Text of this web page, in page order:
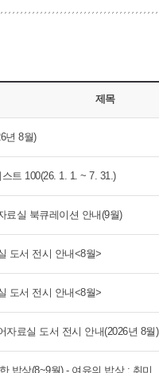
내
추천도서
지역도서관 통합검색
제목
년 8월)
트 100(26. 1. 1. ~ 7. 31.)
료실 북큐레이션 안내(9월)
도서 전시 안내<8월>
도서 전시 안내<8월>
자료실 도서 전시 안내(2026년 8월)
밥상(8~9월) - 여유의 밥상 : 취미